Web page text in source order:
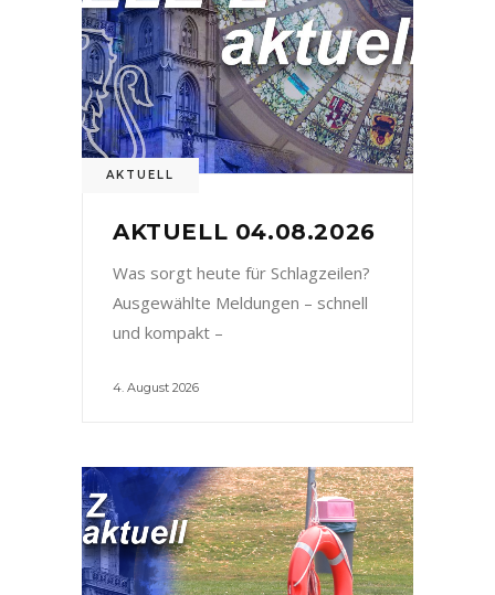
AKTUELL
AKTUELL 04.08.2026
Was sorgt heute für Schlagzeilen?
Ausgewählte Meldungen – schnell
und kompakt –
4. August 2026